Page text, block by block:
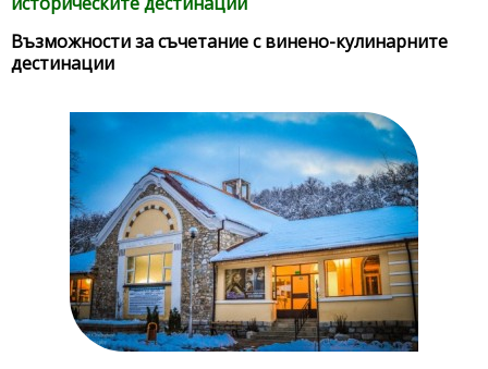
Възможности за съчетание с винено-кулинарните
дестинации